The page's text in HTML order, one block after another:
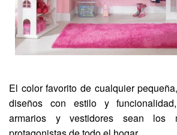
El color favorito de cualquier
diseños con estilo y
armarios y vestidores sean los